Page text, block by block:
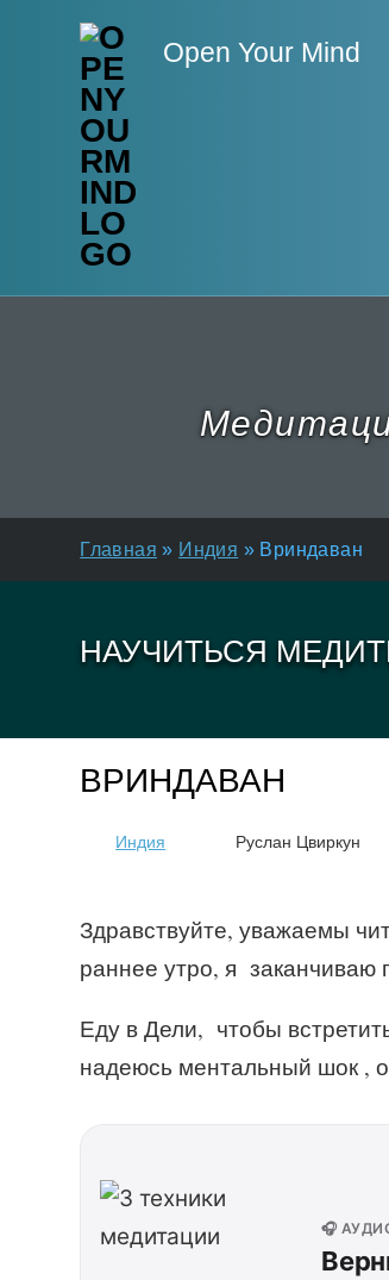
Open Your Mind
Главная » Индия » Вриндаван
НАУЧИТЬСЯ
ВРИНДАВАН
Индия Руслан Цвиркун
Здравствуйте, уважаемы
раннее утро, я
Еду в Дели, чтобы
надеюсь ментальный шок ,
🎧